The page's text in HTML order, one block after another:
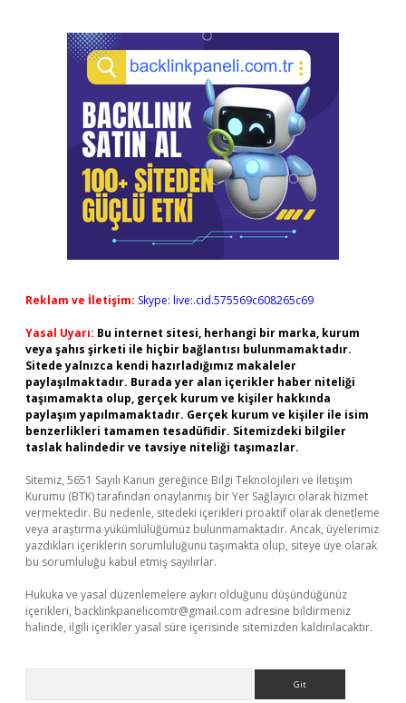
Reklam ve İletişim: Skype: live:.cid.575569c608265c69
Yasal Uyarı: Bu internet sitesi, herhangi bir marka, kurum
veya şahıs şirketi ile hiçbir bağlantısı bulunmamaktadır.
Sitede yalnızca kendi hazırladığımız makaleler
paylaşılmaktadır. Burada yer alan içerikler haber niteliği
taşımamakta olup, gerçek kurum ve kişiler hakkında
paylaşım yapılmamaktadır. Gerçek kurum ve kişiler ile isim
benzerlikleri tamamen tesadüfidir. Sitemizdeki bilgiler
taslak halindedir ve tavsiye niteliği taşımazlar.
Sitemiz, 5651 Sayılı Kanun gereğince Bilgi Teknolojileri ve İletişim
Kurumu (BTK) tarafından onaylanmış bir Yer Sağlayıcı olarak hizmet
vermektedir. Bu nedenle, sitedeki içerikleri proaktif olarak denetleme
veya araştırma yükümlülüğümüz bulunmamaktadır. Ancak, üyelerimiz
yazdıkları içeriklerin sorumluluğunu taşımakta olup, siteye üye olarak
bu sorumluluğu kabul etmiş sayılırlar.
Hukuka ve yasal düzenlemelere aykırı olduğunu düşündüğünüz
içerikleri, backlinkpanelicomtr@gmail.com adresine bildirmeniz
halinde, ilgili içerikler yasal süre içerisinde sitemizden kaldırılacaktır.